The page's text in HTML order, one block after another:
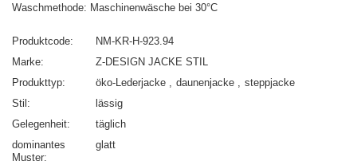
Waschmethode: Maschinenwäsche bei 30°C
Produktcode
NM-KR-H-923.94
Marke
Z-DESIGN JACKE STIL
Produkttyp
öko-Lederjacke daunenjacke
steppjacke
Stil
lässig
Gelegenheit
täglich
dominantes
Muster
glatt